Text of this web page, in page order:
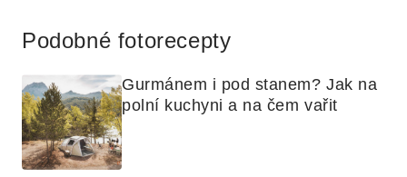
Podobné fotorecepty
Gurmánem i pod stanem? Jak na
polní kuchyni a na čem vařit